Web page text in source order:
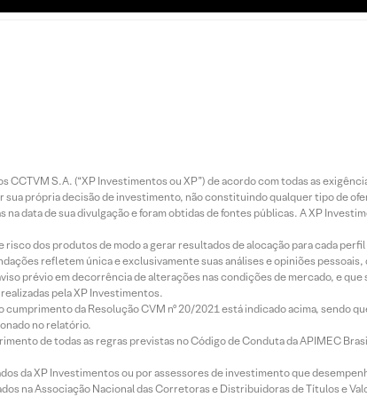
CCTVM S.A. (“XP Investimentos ou XP”) de acordo com todas as
própria decisão de investimento, não constituindo qualquer tipo de
data de sua divulgação e foram obtidas de fontes públicas. A XP
dos produtos de modo a gerar resultados de alocação para cada
refletem única e exclusivamente suas análises e opiniões
prévio em decorrência de alterações nas condições de mercado, e
pela XP Investimentos.
da Resolução CVM nº 20/2021 está indicado acima, sendo
no relatório.
de todas as regras previstas no Código de Conduta da APIMEC
da XP Investimentos ou por assessores de investimento que
na Associação Nacional das Corretoras e Distribuidoras de Títulos e